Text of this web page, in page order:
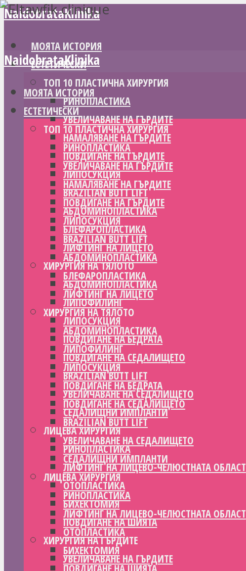
NaidobrataKlinika
МОЯТА ИСТОРИЯ
ЕСТЕТИЧЕСКИ
ТОП 10 ПЛАСТИЧНА ХИРУРГИЯ
РИНОПЛАСТИКА
УВЕЛИЧАВАНЕ НА ГЪРДИТЕ
НАМАЛЯВАНЕ НА ГЪРДИТЕ
ПОВДИГАНЕ НА ГЪРДИТЕ
ЛИПОСУКЦИЯ
BRAZILIAN BUTT LIFT
АБДОМИНОПЛАСТИКА
БЛЕФАРОПЛАСТИКА
ЛИФТИНГ НА ЛИЦЕТО
ХИРУРГИЯ НА ТЯЛОТО
АБДОМИНОПЛАСТИКА
ЛИПОФИЛИНГ
ЛИПОСУКЦИЯ
ПОВДИГАНЕ НА БЕДРАТА
ПОВДИГАНЕ НА СЕДАЛИЩЕТО
BRAZILIAN BUTT LIFT
УВЕЛИЧАВАНЕ НА СЕДАЛИЩЕТО
СЕДАЛИЩНИ ИМПЛАНТИ
ЛИЦЕВА ХИРУРГИЯ
РИНОПЛАСТИКА
ЛИФТИНГ НА ЛИЦЕВО-ЧЕЛЮСТНАТА ОБЛАСТ
ОТОПЛАСТИКА
БИХЕКТОМИЯ
ПОВДИГАНЕ НА ШИЯТА
ХИРУРГИЯ НА ГЪРДИТЕ
УВЕЛИЧАВАНЕ НА ГЪРДИТЕ
NaidobrataKlinika
МОЯТА ИСТОРИЯ
ЕСТЕТИЧЕСКИ
ТОП 10 ПЛАСТИЧНА ХИРУРГИЯ
РИНОПЛАСТИКА
УВЕЛИЧАВАНЕ НА ГЪРДИТЕ
НАМАЛЯВАНЕ НА ГЪРДИТЕ
ПОВДИГАНЕ НА ГЪРДИТЕ
ЛИПОСУКЦИЯ
BRAZILIAN BUTT LIFT
АБДОМИНОПЛАСТИКА
БЛЕФАРОПЛАСТИКА
ЛИФТИНГ НА ЛИЦЕТО
ХИРУРГИЯ НА ТЯЛОТО
АБДОМИНОПЛАСТИКА
ЛИПОФИЛИНГ
ЛИПОСУКЦИЯ
ПОВДИГАНЕ НА БЕДРАТА
ПОВДИГАНЕ НА СЕДАЛИЩЕТО
BRAZILIAN BUTT LIFT
УВЕЛИЧАВАНЕ НА СЕДАЛИЩЕТО
СЕДАЛИЩНИ ИМПЛАНТИ
ЛИЦЕВА ХИРУРГИЯ
РИНОПЛАСТИКА
ЛИФТИНГ НА ЛИЦЕВО-ЧЕЛЮСТНАТА ОБЛАСТ
ОТОПЛАСТИКА
БИХЕКТОМИЯ